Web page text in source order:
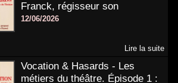
Franck, régisseur son
12/06/2026
Lire la suite
Vocation & Hasards - Les
métiers du théâtre. Épisode 1 :